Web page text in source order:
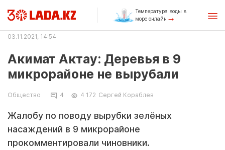
Температура воды в
море онлайн
03.11.2021, 14:54
Акимат Актау: Деревья в 9
микрорайоне не вырубали
Общество 4 4 172 Сергей Кораблев
Жалобу по поводу вырубки зелёных
насаждений в 9 микрорайоне
прокомментировали чиновники.